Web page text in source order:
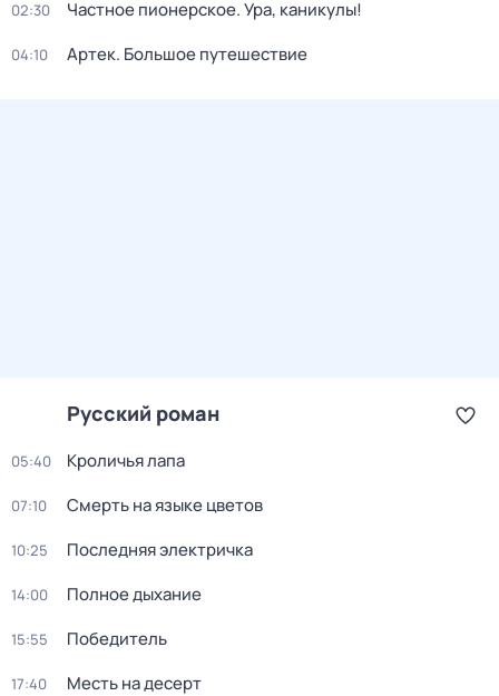
02:30 Частное пионерское. Ура, каникулы!
04:10 Артек. Большое путешествие
Русский роман
05:40 Кроличья лапа
07:10 Смерть на языке цветов
10:25 Последняя электричка
14:00 Полное дыхание
15:55 Победитель
17:40 Месть на десерт